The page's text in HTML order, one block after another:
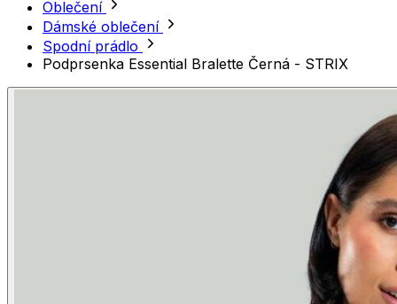
Oblečení
Dámské oblečení
Spodní prádlo
Podprsenka Essential Bralette Černá - STRIX